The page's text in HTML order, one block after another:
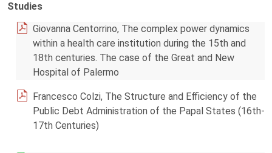
Studies
Giovanna Centorrino, The complex power dynamics
within a health care institution during the 15th and
18th centuries. The case of the Great and New
Hospital of Palermo
Francesco Colzi, The Structure and Efficiency of the
Public Debt Administration of the Papal States (16th-
17th Centuries)